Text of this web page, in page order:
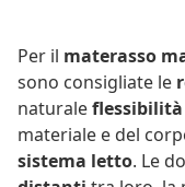
Per il materasso
sono consigliate le
naturaleflessibilità
materiale e del
sistema letto. Le